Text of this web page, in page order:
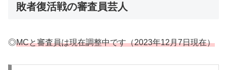
敗者復活戦の審査員芸人
◎MCと審査員は現在調整中です（2023年12月7日現在）